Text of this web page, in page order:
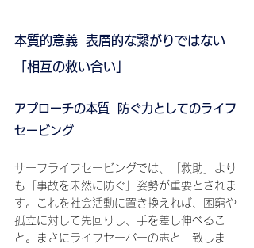
本質的意義  表層的な繋がりではない
「相互の救い合い」
アプローチの本質  防ぐ力としてのライフ
セービング
サーフライフセービングでは、「救助」より
も「事故を未然に防ぐ」姿勢が重要とされま
す。これを社会活動に置き換えれば、困窮や
孤立に対して先回りし、手を差し伸べるこ
と。まさにライフセーバーの志と一致しま